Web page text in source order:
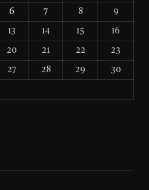
6 7 8 9
13 14 15 16
20 21 22 23
27 28 29 30